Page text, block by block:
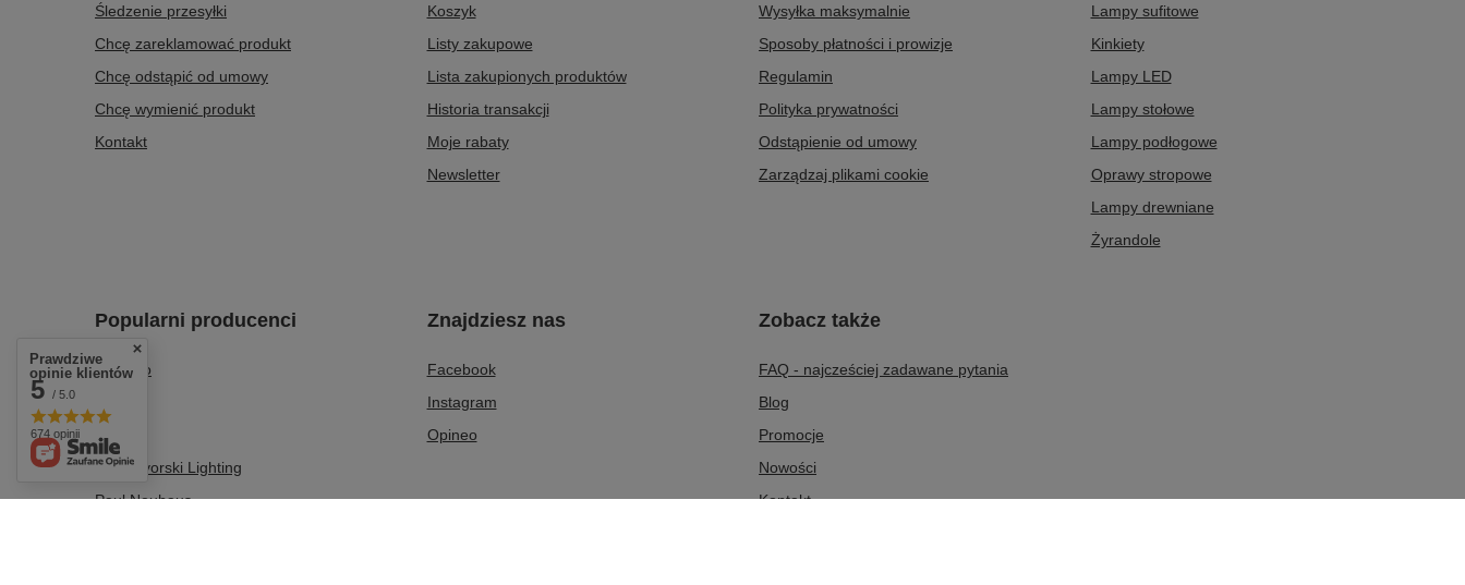
Śledzenie przesyłki
Chcę zareklamować produkt
Chcę odstąpić od umowy
Chcę wymienić produkt
Kontakt
Koszyk
Listy zakupowe
Lista zakupionych produktów
Historia transakcji
Moje rabaty
Newsletter
Wysyłka maksymalnie
Sposoby płatności i prowizje
Regulamin
Polityka prywatności
Odstąpienie od umowy
Zarządzaj plikami cookie
Lampy sufitowe
Kinkiety
Lampy LED
Lampy stołowe
Lampy podłogowe
Oprawy stropowe
Lampy drewniane
Żyrandole
Popularni producenci
Azzardo
Milagro
Nowodvorski Lighting
Paul Neuhaus
Znajdziesz nas
Facebook
Instagram
Opineo
Zobacz także
FAQ - najcześciej zadawane pytania
Blog
Promocje
Nowości
Kontakt
Prawdziwe
opinie klientów
5 / 5.0
674 opinii